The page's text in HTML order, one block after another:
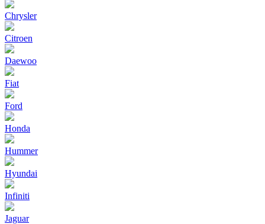
Chrysler
Citroen
Daewoo
Fiat
Ford
Honda
Hummer
Hyundai
Infiniti
Jaguar